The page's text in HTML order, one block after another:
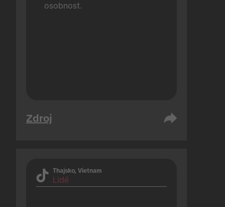
osobnost.
Zdroj
Thajsko, Vietnam
Lidé